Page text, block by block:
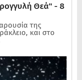
Θεά" - 8
της
και στο